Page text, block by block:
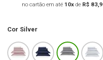
no cartão em até 10x de R$
Cor Silver